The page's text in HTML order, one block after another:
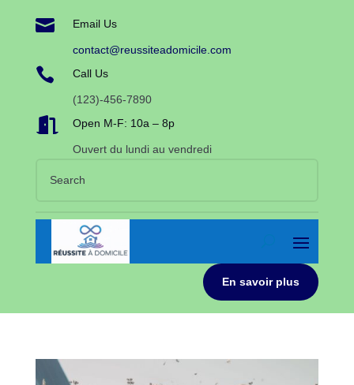
 Email Us
contact@reussiteadomicile.com
 Call Us
(123)-456-7890
 Open M-F: 10a – 8p
Ouvert du lundi au vendredi
En savoir plus